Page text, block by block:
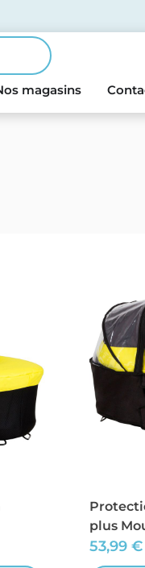
magasins
plus
53,99 €